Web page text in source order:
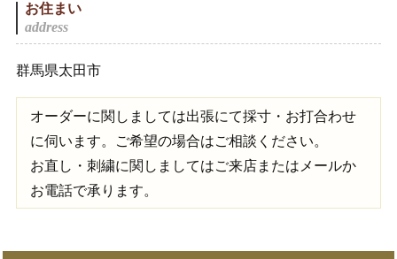
お住まい
群馬県太田市
オーダーに関しましては出張にて採寸・お打合わせ
に伺います。ご希望の場合はご相談ください。
お直し・刺繍に関しましてはご来店またはメールか
お電話で承ります。